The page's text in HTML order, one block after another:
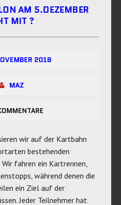
AM 5.DEZEMBER
MIT ?
2018
MAZ
wir auf der Kartbahn
bestehenden
fahren ein Kartrennen,
während denen die
ein Ziel auf der
Jeder Teilnehmer hat